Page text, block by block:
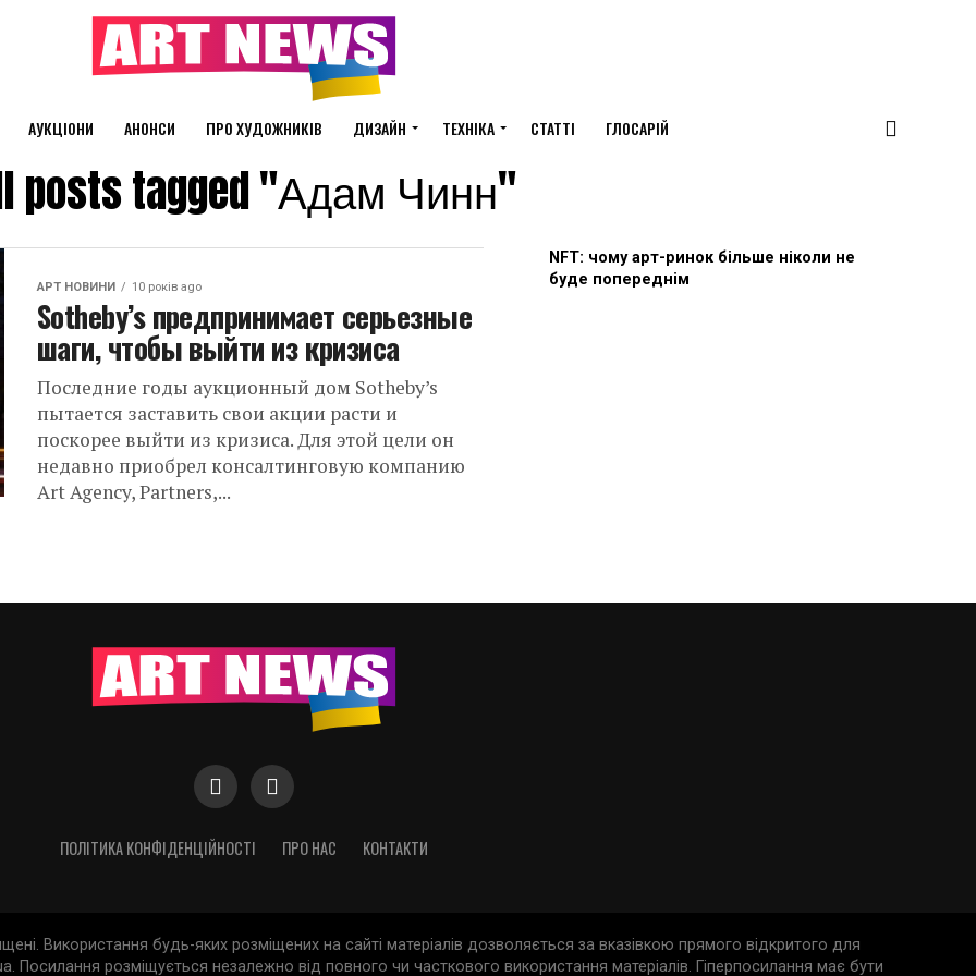
АУКЦІОНИ АНОНСИ ПРО ХУДОЖНИКІВ ДИЗАЙН ТЕХНІКА СТАТТІ ГЛОСАРІЙ
posts tagged "Адам Чинн"
АРТ НОВИНИ 10 років ago
Sotheby’s предпринимает серьезные
шаги, чтобы выйти из кризиса
Последние годы аукционный дом Sotheby’s
пытается заставить свои акции расти и
поскорее выйти из кризиса. Для этой цели он
недавно приобрел консалтинговую компанию
Art Agency, Partners,...
NFT: чому арт-ринок більше ніколи не
буде попереднім
ПОЛІТИКА КОНФІДЕНЦІЙНОСТІ ПРО НАС КОНТАКТИ
Використання будь-яких розміщених на сайті матеріалів дозволяється за вказівкою прямого відкритого для
Посилання розміщується незалежно від повного чи часткового використання матеріалів. Гіперпосилання має бути